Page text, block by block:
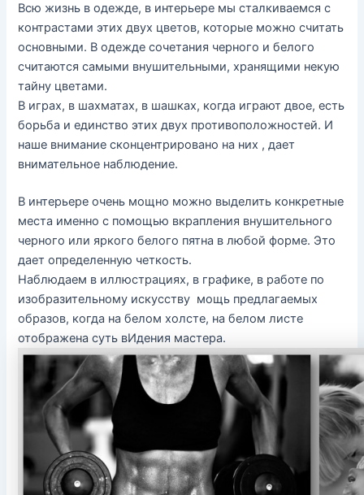
Всю жизнь в одежде, в интерьере мы сталкиваемся с
контрастами этих двух цветов, которые можно считать
основными. В одежде сочетания черного и белого
считаются самыми внушительными, хранящими некую
тайну цветами.
В играх, в шахматах, в шашках, когда играют двое, есть
борьба и единство этих двух противоположностей. И
наше внимание сконцентрировано на них , дает
внимательное наблюдение.
В интерьере очень мощно можно выделить конкретные
места именно с помощью вкрапления внушительного
черного или яркого белого пятна в любой форме. Это
дает определенную четкость.
Наблюдаем в иллюстрациях, в графике, в работе по
изобразительному искусству мощь предлагаемых
образов, когда на белом холсте, на белом листе
отображена суть вИдения мастера.